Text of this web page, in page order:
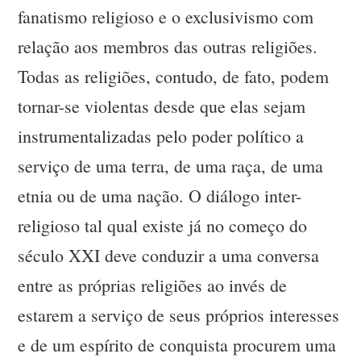
fanatismo religioso e o exclusivismo com
relação aos membros das outras religiões.
Todas as religiões, contudo, de fato, podem
tornar-se violentas desde que elas sejam
instrumentalizadas pelo poder político a
serviço de uma terra, de uma raça, de uma
etnia ou de uma nação. O diálogo inter-
religioso tal qual existe já no começo do
século XXI deve conduzir a uma conversa
entre as próprias religiões ao invés de
estarem a serviço de seus próprios interesses
e de um espírito de conquista procurem uma